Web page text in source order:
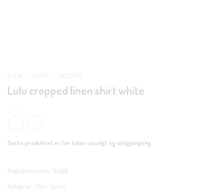
Lulu cropped linen shirt white
Dette produktet er for tiden utsolgt og utilgjengelig.
Produktnummer: 104210
Kategorier: Klær Skjorte